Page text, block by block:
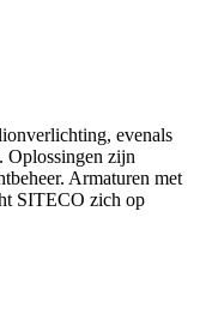
evenals
Oplossingen zijn
Armaturen met
SITECO zich op